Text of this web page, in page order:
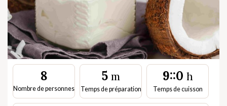
8
Nombre de personnes
5m
Temps de préparation
9::0 h
Temps de cuisson